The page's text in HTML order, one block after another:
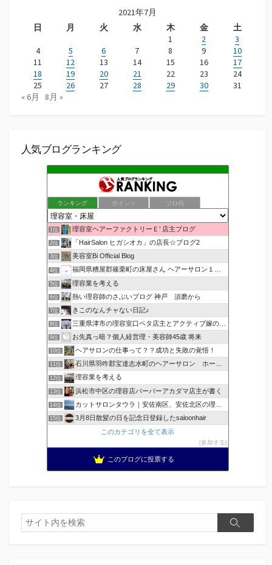
2021年7月
日
月 火 水 木 金
土
1
2
3
4
5 6 7 8 9
10
11
12 13 14 15 16
17
18
19 20 21 22 23
24
25
26 27 28 29 30
31
« 6月
8月 »
人気ブログランキング
ランキング ポイント ブロ画
1位 理容室ヘアーファクトリーＥ’ 店主ブログ
2位 「HairSalon ヒガシオカ」の店長☆ブログ2
3位 美容室Bi Official Blog
4位 福岡県糟屋郡篠栗町の床屋さん ヘアーサロン１２３公式ブログ
5位 理容業を考える
6位 熱い理容師のさぶいブログ 神戸 須磨から
7位 きこのなんチャない日記♪
8位 三重県津市の理容室口ベタ店主とアクティブ嫁のblog
9位 お先真っ暗？個人経営理・美容師45歳 将来
10位 ヘアサロンの仕事って？？成功と失敗の覚悟！
11位 石川県羽咋郡宝達志水町のヘアーサロン ホープヘアーズ
12位 理容業を考える
13位 浜松市中区の理容店バーバーアカダマ店主が書く
14位 カットサロンタウラ｜安佐南区、安佐北区の理美容院
15位
3月8日散髪の日を記念日登録したsaloonhair
このカテゴリを全て表示
参加する
このブログに投票する
検
索
検